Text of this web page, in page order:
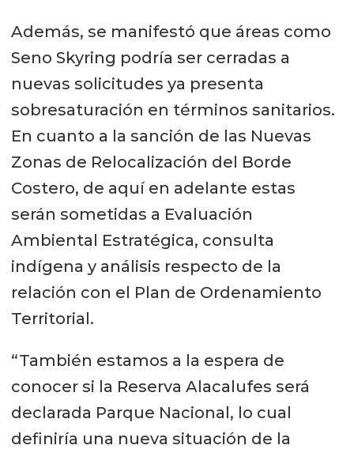
Además, se manifestó que áreas como
Seno Skyring podría ser cerradas a
nuevas solicitudes ya presenta
sobresaturación en términos sanitarios.
En cuanto a la sanción de las Nuevas
Zonas de Relocalización del Borde
Costero, de aquí en adelante estas
serán sometidas a Evaluación
Ambiental Estratégica, consulta
indígena y análisis respecto de la
relación con el Plan de Ordenamiento
Territorial.
“También estamos a la espera de
conocer si la Reserva Alacalufes será
declarada Parque Nacional, lo cual
definiría una nueva situación de la